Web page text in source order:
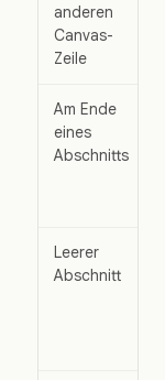
anderen
Canvas-
Zeile
Am Ende
eines
Abschnitts
Leerer
Abschnitt